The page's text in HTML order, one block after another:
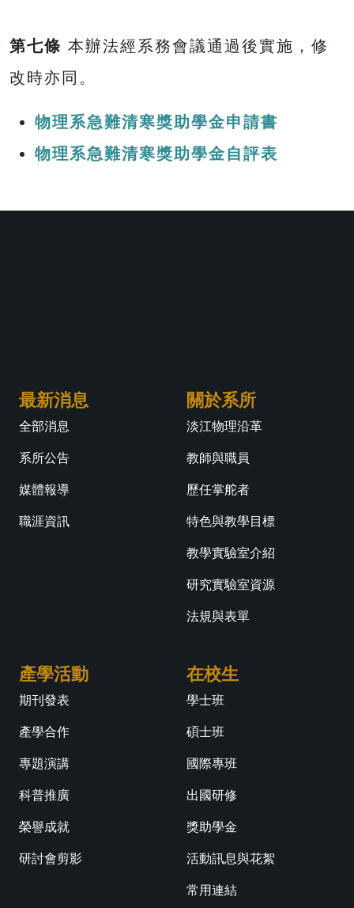
第七條 本辦法經系務會議通過後實施，修
改時亦同。
物理系急難清寒獎助學金申請書
物理系急難清寒獎助學金自評表
最新消息
全部消息
系所公告
媒體報導
職涯資訊
關於系所
淡江物理沿革
教師與職員
歷任掌舵者
特色與教學目標
教學實驗室介紹
研究實驗室資源
法規與表單
產學活動
期刊發表
產學合作
專題演講
科普推廣
榮譽成就
研討會剪影
在校生
學士班
碩士班
國際專班
出國研修
獎助學金
活動訊息與花絮
常用連結